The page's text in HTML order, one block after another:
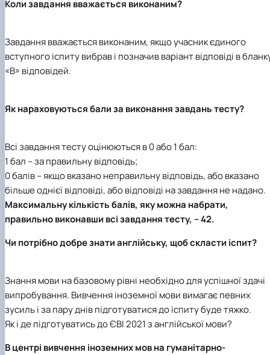
Коли завдання вважається виконаним?
Завдання вважається виконаним, якщо учасник єдиного
вступного іспиту вибрав і позначив варіант відповіді в
«В» відповідей.
Як нараховуються бали за виконання завдань тесту?
Всі завдання тесту оцінюються в 0 або 1 бал:
1 бал – за правильну відповідь;
0 балів – якщо вказано неправильну відповідь, або вказано
більше однієї відповіді, або відповіді на завдання не надано.
Максимальну кількість балів, яку можна набрати,
правильно виконавши всі завдання тесту, – 42.
Чи потрібно добре знати англійську, щоб скласти іспит?
Знання мови на базовому рівні необхідно для успішної здачі
випробування. Вивчення іноземної мови вимагає певних
зусиль і за пару днів підготуватися до іспиту буде тяжко.
Як і де підготуватись до ЄВІ 2021 з англійської мови?
В центрі вивчення іноземних мов на гуманітарно-